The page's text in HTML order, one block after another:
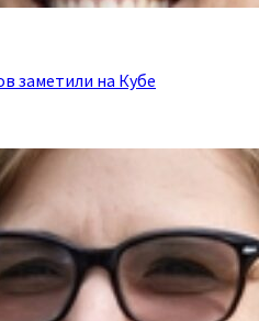
заметили на Кубе